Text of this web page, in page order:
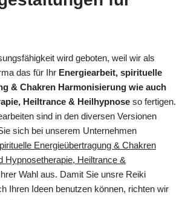
wird geboten, weil wir als
das für Ihr Energiearbeit, spirituelle
& Chakren Harmonisierung wie auch
Heiltrance & Heilhypnose so fertigen.
sind in den diversen Versionen
sich bei unserem Unternehmen
Energieübertragung & Chakren
Hypnosetherapie, Heiltrance &
Wahl aus. Damit Sie unsre Reiki
Ihren Ideen benutzen können, richten wir